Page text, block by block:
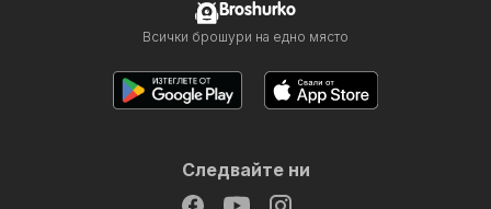
Broshurko
Всички брошури на едно място
Следвайте ни